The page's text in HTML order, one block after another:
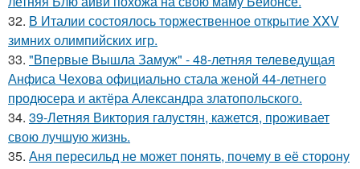
32. В Италии состоялось торжественное открытие XXV
зимних олимпийских игр.
33. "Впервые Вышла Замуж" - 48-летняя телеведущая
Анфиса Чехова официально стала женой 44-летнего
продюсера и актёра Александра златопольского.
34. 39-Летняя Виктория галустян, кажется, проживает
свою лучшую жизнь.
35. Аня пересильд не может понять, почему в её сторону